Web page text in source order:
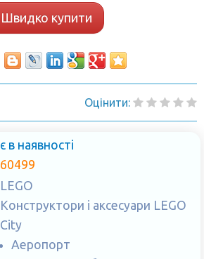
Швидко купити
Оцінити:
є в наявності
60499
LEGO
Конструктори і аксесуари LEGO
City
Аеропорт